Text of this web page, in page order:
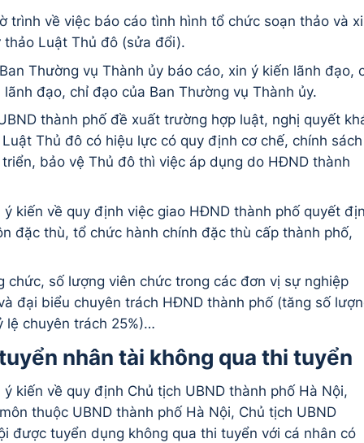
trình về việc báo cáo tình hình tổ chức soạn thảo và
Luật Thủ đô (sửa đổi).
Thường vụ Thành ủy báo cáo, xin ý kiến lãnh đạo,
đạo, chỉ đạo của Ban Thường vụ Thành ủy.
thành phố đề xuất trường hợp luật, nghị quyết
Thủ đô có hiệu lực có quy định cơ chế, chính sách
bảo vệ Thủ đô thì việc áp dụng do HĐND thành
kiến về quy định việc giao HĐND thành phố quyết
đặc thù, tổ chức hành chính đặc thù cấp thành phố,
chức, số lượng viên chức trong các đơn vị sự nghiệp
đại biểu chuyên trách HĐND thành phố (tăng số
lệ chuyên trách 25%)…
nhân tài không qua thi tuyển
kiến về quy định Chủ tịch UBND thành phố Hà Nội,
thuộc UBND thành phố Hà Nội, Chủ tịch UBND
được tuyển dụng không qua thi tuyển với cá nhân có